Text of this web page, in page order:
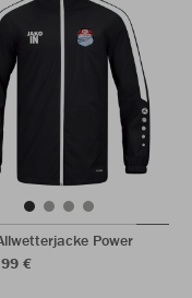
Power
€